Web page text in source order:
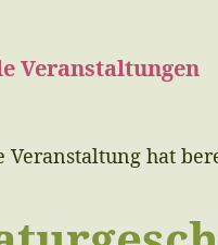
Veranstaltungen
Veranstaltung hat